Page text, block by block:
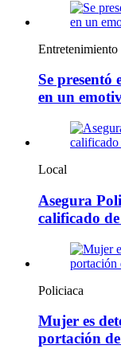
Entretenimiento
Se presentó
en un
Local
Asegura
calificado
Policiaca
Mujer es
portación